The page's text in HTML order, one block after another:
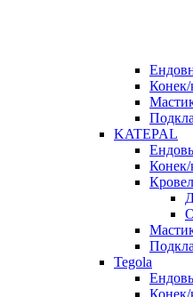
Конек/
KATEPAL
Конек/
Tegola
Конек/